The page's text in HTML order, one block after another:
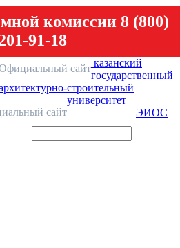
комиссии 8 (800)
91-18
сайт казанский
государственный
строительный
университет
сайт ЭИОС